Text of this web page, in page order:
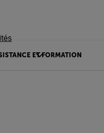
ET FORMATION